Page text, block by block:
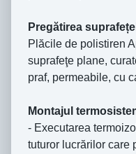
Pregătirea
Plăcile de polistiren
suprafeţe plane,
praf, permeabile, cu
Montajul
- Executarea
tuturor lucrărilor care